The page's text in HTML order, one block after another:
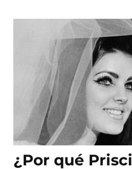
¿Por qué